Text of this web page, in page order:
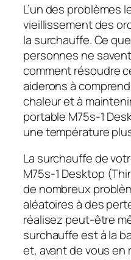
L’un des problèmes
vieillissement des
la surchauffe. Ce
personnes ne
comment résoudre
aiderons à
chaleur et à
portable M75s-1
une température
La surchauffe de
M75s-1 Desktop
de nombreux
aléatoires à des
réalisez peut-être
surchauffe est à la
et, avant de vous en